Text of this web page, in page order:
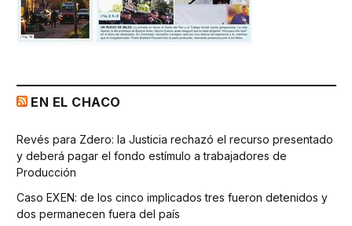
EN EL CHACO
Revés para Zdero: la Justicia rechazó el recurso presentado
y deberá pagar el fondo estímulo a trabajadores de
Producción
Caso EXEN: de los cinco implicados tres fueron detenidos y
dos permanecen fuera del país